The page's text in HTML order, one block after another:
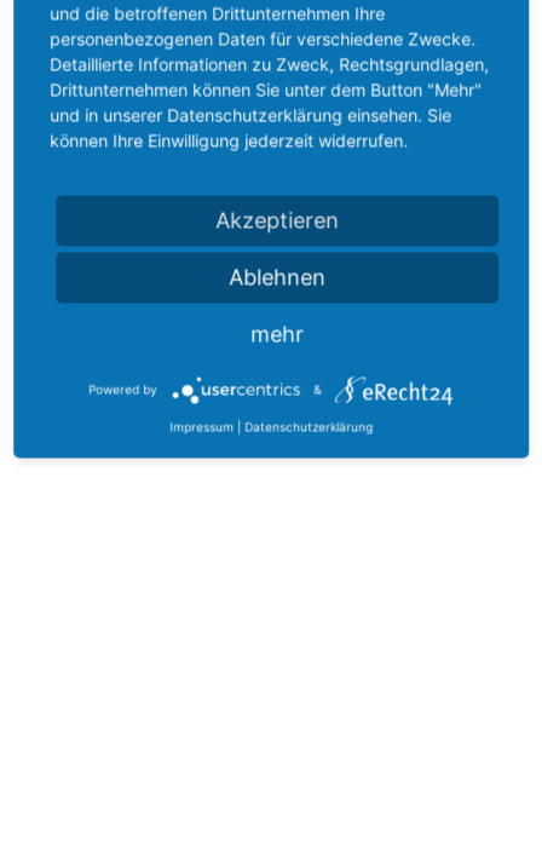
und die betroffenen Drittunternehmen Ihre
personenbezogenen Daten für verschiedene Zwecke.
Detaillierte Informationen zu Zweck, Rechtsgrundlagen,
Drittunternehmen können Sie unter dem Button "Mehr"
und in unserer Datenschutzerklärung einsehen. Sie
können Ihre Einwilligung jederzeit widerrufen.
Akzeptieren
Ablehnen
mehr
Powered by &
Impressum Datenschutzerklärung